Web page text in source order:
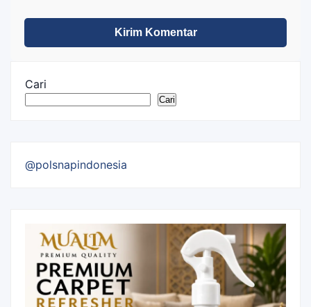
Cari
Cari
@polsnapindonesia